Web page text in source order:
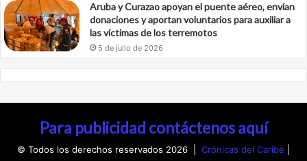
Aruba y Curazao apoyan el puente aéreo, envían
donaciones y aportan voluntarios para auxiliar a
las víctimas de los terremotos
5 de julio de 2026
Para publicidad contáctenos aquí
© Todos los derechos reservados 2026 | Crónicas del Caribe